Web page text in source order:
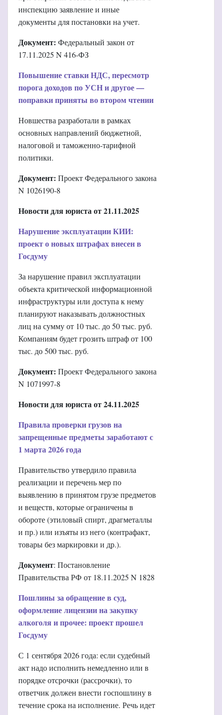
инспекцию заявление и иные
документы для постановки на учет.
Документ: Федеральный закон от
17.11.2025 N 416-ФЗ
Повышение ставки НДС, пересмотр
порога доходов по УСН и другое —
поправки приняты во втором чтении
Новшества разработали в рамках
основных направлений бюджетной,
налоговой и таможенно-тарифной
политики.
Документ: Проект Федерального закона
N 1026190-8
Новости для юриста от 21.11.2025
Нарушение эксплуатации КИИ:
проект о новых штрафах внесен в
Госдуму
За нарушение правил эксплуатации
объекта критической информационной
инфраструктуры или доступа к нему
планируют наказывать должностных
лиц на сумму от 10 тыс. до 50 тыс. руб.
Компаниям будет грозить штраф от 100
тыс. до 500 тыс. руб.
Документ: Проект Федерального закона
N 1071997-8
Новости для юриста от 24.11.2025
Правила проверки грузов на
запрещенные предметы заработают с
1 марта 2026 года
Правительство утвердило правила
реализации и перечень мер по
выявлению в принятом грузе предметов
и веществ, которые ограничены в
обороте (этиловый спирт, драгметаллы
и пр.) или изъяты из него (контрафакт,
товары без маркировки и др.).
Документ: Постановление
Правительства РФ от 18.11.2025 N 1828
Пошлины за обращение в суд,
оформление лицензии на закупку
алкоголя и прочее: проект прошел
Госдуму
С 1 сентября 2026 года: если судебный
акт надо исполнить немедленно или в
порядке отсрочки (рассрочки), то
ответчик должен внести госпошлину в
течение срока на исполнение. Речь идет